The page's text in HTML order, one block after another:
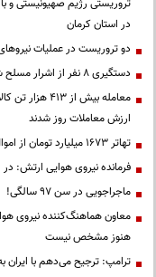
در استان کرمان
دو تروریست در عملیات
دستگیری ۸ نفر از اشرار مسلح شاخص و مرتبطین گروهک‌های تروریستی
معامله بیش
ارزش معاملات روز شدند
تهاتر ۱۶۷۳ میلیارد تومان از اموال شرکت‌های تراستی
فرمانده نیروی هوایی ارتش:
ماجراجویی در سن ۹۷ سالگی!
معاون هماهنگ‌کننده نیروی
هنوز مشخص نیست
ترامپ: ترجیح می‌دهم با ایران